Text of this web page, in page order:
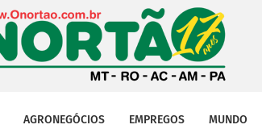
AGRONEGÓCIOS EMPREGOS MUNDO